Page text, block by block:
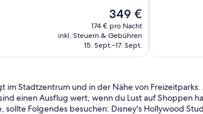
Der
Preis
beträgt
349 €
349 €
174 € pro Nacht
inkl. Steuern & Gebühren
15. Sept.–17. Sept.
im Stadtzentrum und in der Nähe von
einen Ausflug wert, wenn du Lust auf Shoppen
sollte Folgendes besuchen: Disney's Hollywood